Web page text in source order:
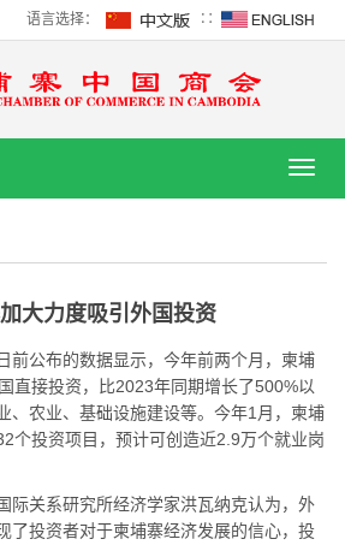
语言选择： ∷
导
大力度吸引外国投资
前公布的数据显示，今年前两个月，柬埔
直接投资，比2023年同期增长了500%以
、农业、基础设施建设等。今年1月，柬埔
个投资项目，预计可创造近2.9万个就业岗
际关系研究所经济学家洪瓦纳克认为，外
了投资者对于柬埔寨经济发展的信心，投